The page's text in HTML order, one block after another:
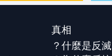
真相
什麼是反滅？